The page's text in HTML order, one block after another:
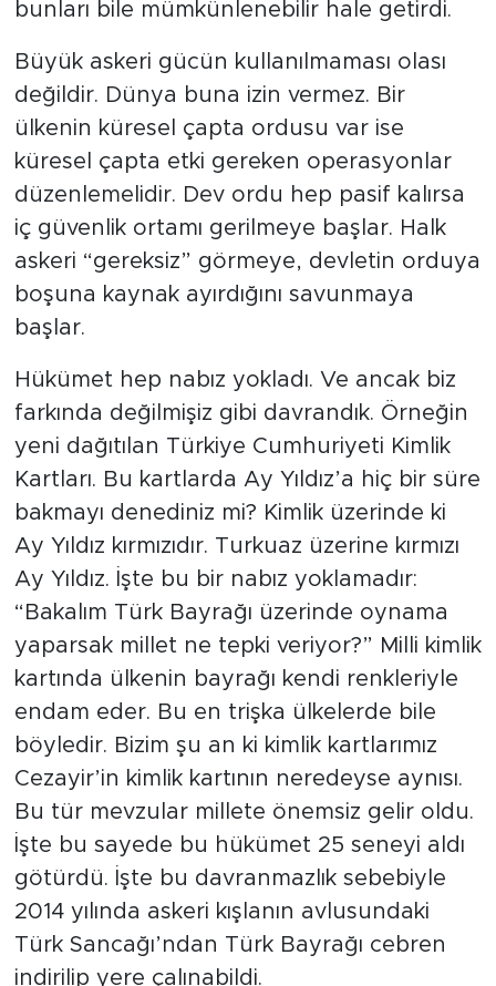
bunları bile mümkünlenebilir hale getirdi.
Büyük askeri gücün kullanılmaması olası
değildir. Dünya buna izin vermez. Bir
ülkenin küresel çapta ordusu var ise
küresel çapta etki gereken operasyonlar
düzenlemelidir. Dev ordu hep pasif kalırsa
iç güvenlik ortamı gerilmeye başlar. Halk
askeri “gereksiz” görmeye, devletin orduya
boşuna kaynak ayırdığını savunmaya
başlar.
Hükümet hep nabız yokladı. Ve ancak biz
farkında değilmişiz gibi davrandık. Örneğin
yeni dağıtılan Türkiye Cumhuriyeti Kimlik
Kartları. Bu kartlarda Ay Yıldız’a hiç bir süre
bakmayı denediniz mi? Kimlik üzerinde ki
Ay Yıldız kırmızıdır. Turkuaz üzerine kırmızı
Ay Yıldız. İşte bu bir nabız yoklamadır:
“Bakalım Türk Bayrağı üzerinde oynama
yaparsak millet ne tepki veriyor?” Milli kimlik
kartında ülkenin bayrağı kendi renkleriyle
endam eder. Bu en trişka ülkelerde bile
böyledir. Bizim şu an ki kimlik kartlarımız
Cezayir’in kimlik kartının neredeyse aynısı.
Bu tür mevzular millete önemsiz gelir oldu.
İşte bu sayede bu hükümet 25 seneyi aldı
götürdü. İşte bu davranmazlık sebebiyle
2014 yılında askeri kışlanın avlusundaki
Türk Sancağı’ndan Türk Bayrağı cebren
indirilip yere çalınabildi.